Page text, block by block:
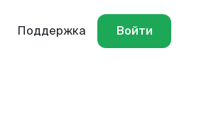
Поддержка Войти